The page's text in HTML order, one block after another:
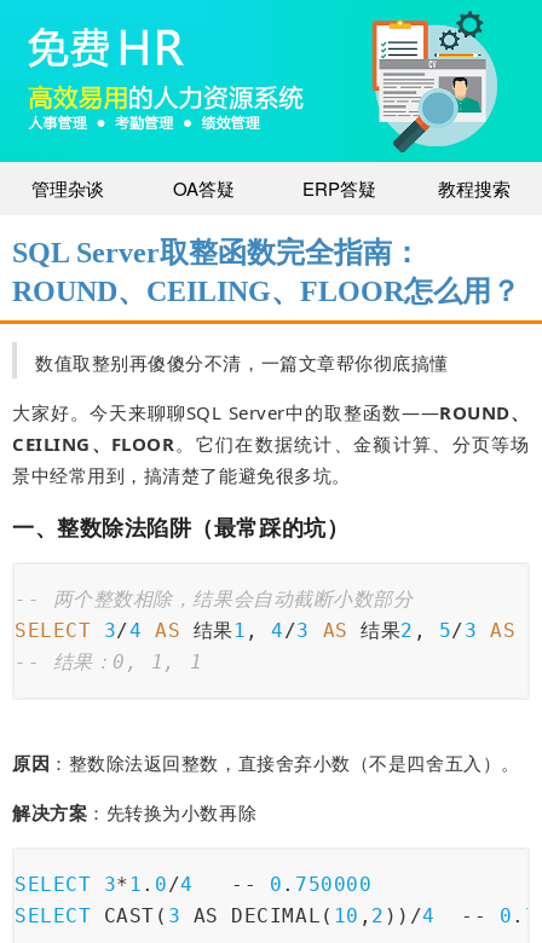
管理杂谈 OA答疑 ERP答疑 教程搜索
SQL Server取整函数完全指南：
ROUND、CEILING、FLOOR怎么用？
数值取整别再傻傻分不清，一篇文章帮你彻底搞懂
大家好。今天来聊聊SQL Server中的取整函数——ROUND、
CEILING、FLOOR。它们在数据统计、金额计算、分页等场
景中经常用到，搞清楚了能避免很多坑。
一、整数除法陷阱（最常踩的坑）
-- 两个整数相除，结果会自动截断小数部分
SELECT
3/4 AS 结果1 , 4/3 AS 结果2 , 5/3 AS
-- 结果：0, 1, 1
原因 ：整数除法返回整数，直接舍弃小数（不是四舍五入）。
解决方案 ：先转换为小数再除
SELECT 3* 1 . 0/4 -- 0 . 750000
SELECT CAST( 3 AS DECIMAL( 10 , 2 ))/4 -- 0 .